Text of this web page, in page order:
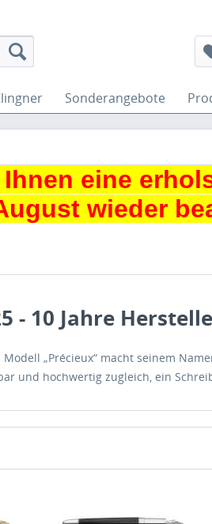
Sonderangebote
eine
wieder
- 10 Jahre
„Précieux“ macht seinem
und hochwertig zugleich, ein